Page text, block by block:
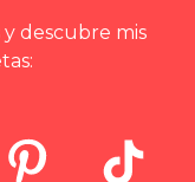
y descubre mis